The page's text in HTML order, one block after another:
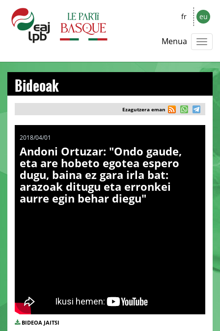
fr eu
Menua
Bideoak
Ezagutzera eman
2018/04/01
Andoni Ortuzar: "Ondo gaude,
eta are hobeto egotea espero
dugu, baina ez gara irla bat:
arazoak ditugu eta erronkei
aurre egin behar diegu"
BIDEOA JAITSI